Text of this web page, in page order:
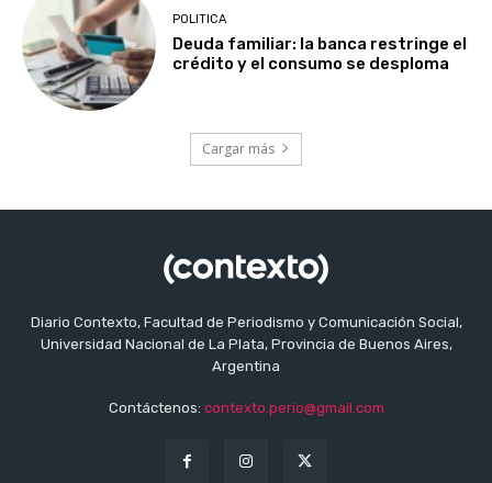
POLITICA
Deuda familiar: la banca restringe el
crédito y el consumo se desploma
Cargar más
Diario Contexto, Facultad de Periodismo y Comunicación Social,
Universidad Nacional de La Plata, Provincia de Buenos Aires,
Argentina
Contáctenos: contexto.perio@gmail.com